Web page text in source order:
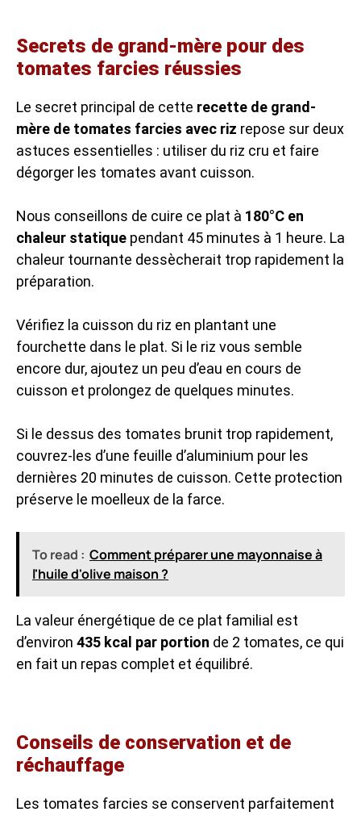
Secrets de grand-mère pour des
tomates farcies réussies
Le secret principal de cette recette de grand-
mère de tomates farcies avec riz repose sur deux
astuces essentielles : utiliser du riz cru et faire
dégorger les tomates avant cuisson.
Nous conseillons de cuire ce plat à 180°C en
chaleur statique pendant 45 minutes à 1 heure. La
chaleur tournante dessècherait trop rapidement la
préparation.
Vérifiez la cuisson du riz en plantant une
fourchette dans le plat. Si le riz vous semble
encore dur, ajoutez un peu d’eau en cours de
cuisson et prolongez de quelques minutes.
Si le dessus des tomates brunit trop rapidement,
couvrez-les d’une feuille d’aluminium pour les
dernières 20 minutes de cuisson. Cette protection
préserve le moelleux de la farce.
To read : Comment préparer une mayonnaise à
l'huile d'olive maison ?
La valeur énergétique de ce plat familial est
d’environ 435 kcal par portion de 2 tomates, ce qui
en fait un repas complet et équilibré.
Conseils de conservation et de
réchauffage
Les tomates farcies se conservent parfaitement